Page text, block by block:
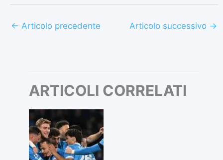
← Articolo precedente Articolo successivo →
ARTICOLI CORRELATI